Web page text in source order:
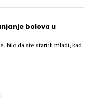
bolova u
bilo da ste stari ili mladi, kad